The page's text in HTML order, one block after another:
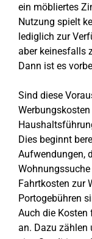
ein möbliertes
Nutzung spielt
lediglich zur
aber keinesfalls
Dann ist es
Sind diese
Dies beginnt
Aufwendungen,
Fahrtkosten zur
Portogebühren
Auch die Kosten
an. Dazu zählen